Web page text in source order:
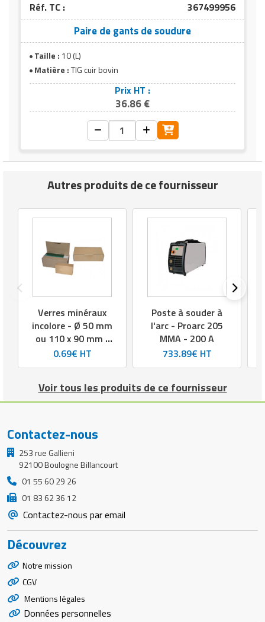
Réf. TC : 367499956
Paire de gants de soudure
Taille : 10 (L)
Matière :TIG cuir bovin
Prix HT :
36.86 €
Autres produits de ce fournisseur
Verres minéraux
incolore - Ø 50 mm
ou 110 x 90 mm -
Boite de 100
0.69€ HT
Poste à souder à
l'arc - Proarc 205
MMA - 200 A
733.89€ HT
Voir tous les produits de ce fournisseur
Contactez-nous
253 rue Gallieni
92100 Boulogne Billancourt
01 55 60 29 26
01 83 62 36 12
Contactez-nous par email
Découvrez
Notre mission
CGV
Mentions légales
Données personnelles